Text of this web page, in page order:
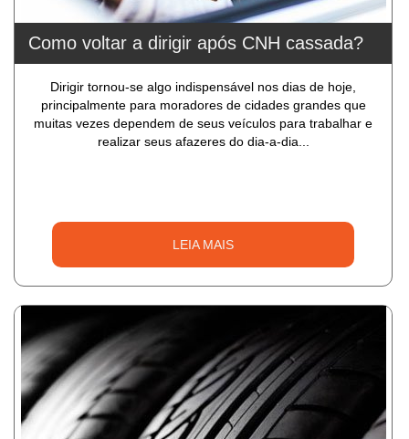
Como voltar a dirigir após CNH cassada?
Dirigir tornou-se algo indispensável nos dias de hoje,
principalmente para moradores de cidades grandes que
muitas vezes dependem de seus veículos para trabalhar e
realizar seus afazeres do dia-a-dia...
LEIA MAIS